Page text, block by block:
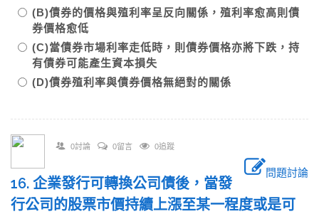
(B)債券的價格與殖利率呈反向關係，殖利率愈高則債
券價格愈低
(C)當債券市場利率走低時，則債券價格亦將下跌，持
有債券可能產生資本損失
(D)債券殖利率與債券價格無絕對的關係
0討論 0留言 0追蹤
問題討論
16. 企業發行可轉換公司債後，當發
行公司的股票市價持續上漲至某一程度或是可